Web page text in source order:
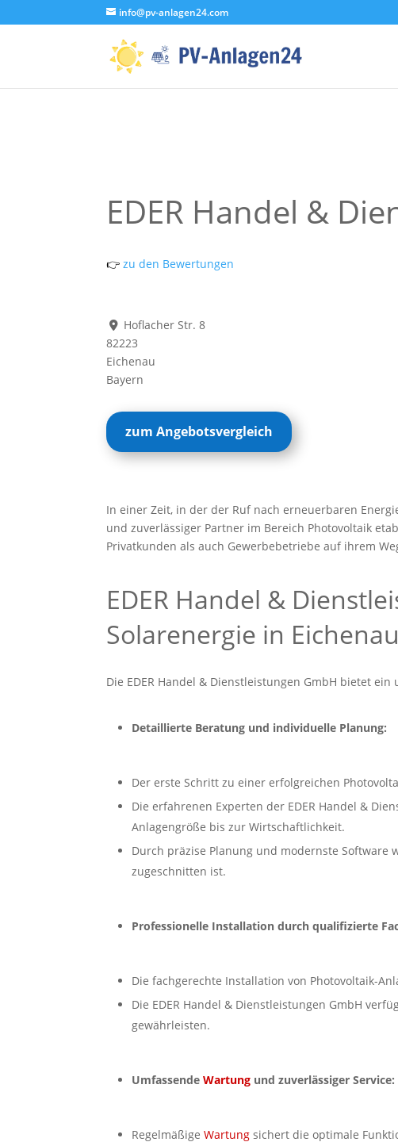
info@pv-anlagen24.com
EDER Handel &
👉 zu den Bewertungen
Hoflacher Str. 8
82223
Eichenau
Bayern
zum Angebotsvergleich
In einer Zeit, in der der Ruf nach erneuerbaren
und zuverlässiger Partner im Bereich Photovoltaik
Privatkunden als auch Gewerbebetriebe auf ihrem
EDER Handel &
Solarenergie in Eichenau
Die EDER Handel & Dienstleistungen GmbH bietet
Detaillierte Beratung und individuelle Planung:
Der erste Schritt zu einer erfolgreichen
Die erfahrenen Experten der EDER Handel &
Anlagengröße bis zur Wirtschaftlichkeit.
Durch präzise Planung und modernste Software
zugeschnitten ist.
Professionelle Installation durch qualifizierte
Die fachgerechte Installation von Photovoltaik-
Die EDER Handel & Dienstleistungen GmbH
gewährleisten.
UmfassendeWartung und zuverlässiger Service:
RegelmäßigeWartung sichert die optimale